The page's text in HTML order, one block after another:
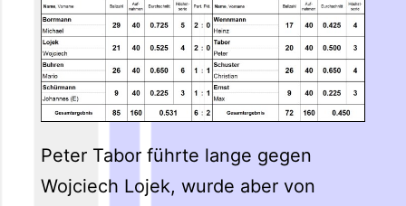
Peter Tabor führte lange gegen
Wojciech Lojek, wurde aber von